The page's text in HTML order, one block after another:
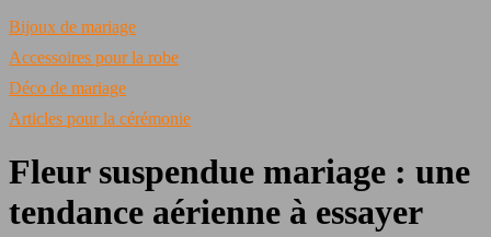
Bijoux de mariage
Accessoires pour la robe
Déco de mariage
Articles pour la cérémonie
Fleur suspendue mariage : une
tendance aérienne à essayer